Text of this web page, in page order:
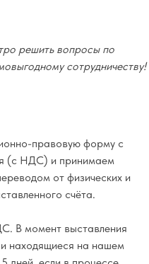
решить вопросы по
сотрудничеству!
правовую форму с
(с НДС) и принимаем
от физических и
счёта.
В момент выставления
и находящиеся на нашем